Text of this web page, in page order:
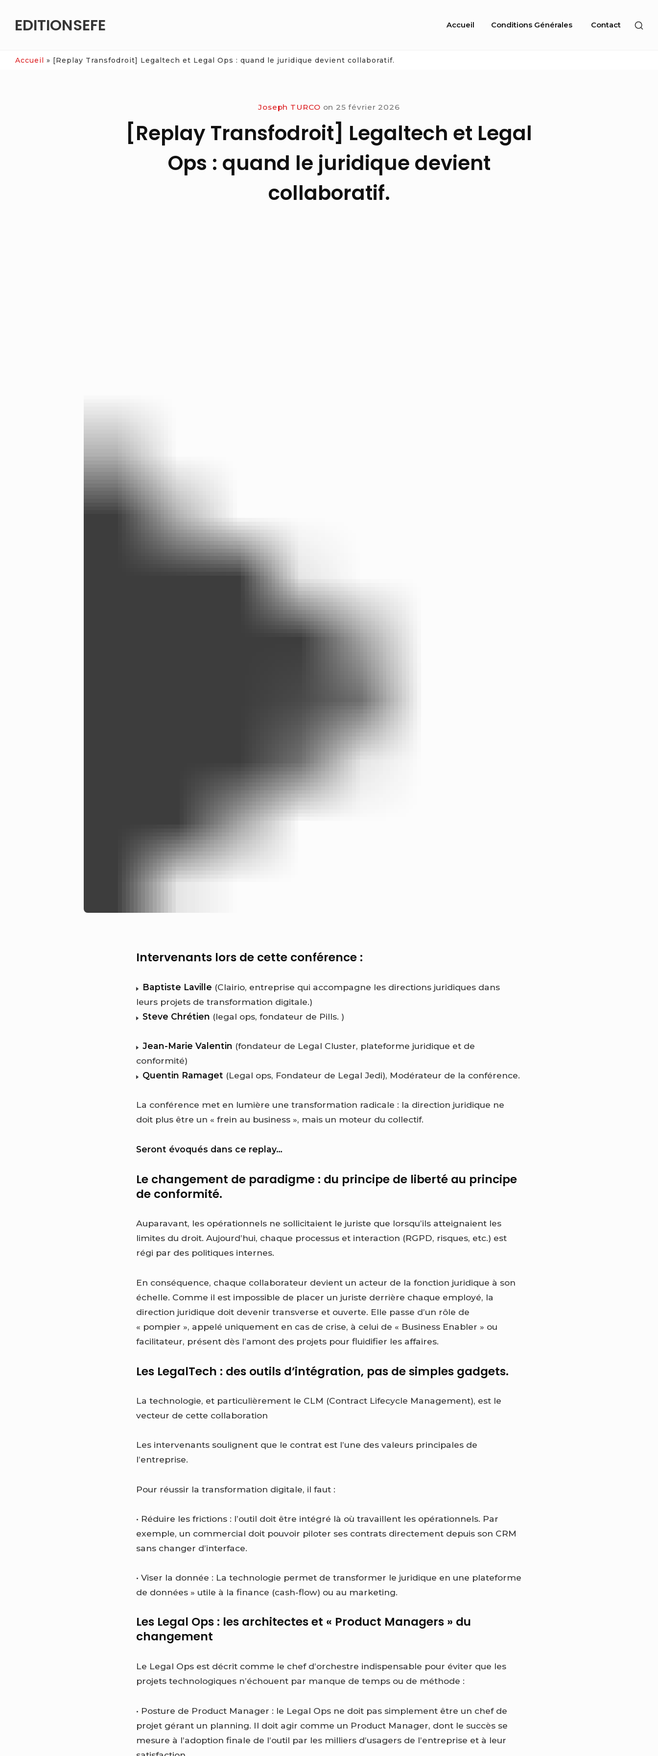
EDITIONSEFE
Site
Accueil Conditions Générales Contact
Accueil » [Replay Transfodroit] Legaltech et Legal Ops : quand le juridique devient collaboratif.
Joseph TURCO on 25 février 2026
[Replay Transfodroit] Legaltech et Legal
Ops : quand le juridique devient
collaboratif.
Intervenants lors de cette conférence :
Baptiste Laville (Clairio, entreprise qui accompagne les directions juridiques dans
leurs projets de transformation digitale.)
Steve Chrétien (legal ops, fondateur de Pills. )
Jean-Marie Valentin (fondateur de Legal Cluster, plateforme juridique et de
conformité)
Quentin Ramaget (Legal ops, Fondateur de Legal Jedi), Modérateur de la conférence.
La conférence met en lumière une transformation radicale : la direction juridique ne
doit plus être un « frein au business », mais un moteur du collectif.
Seront évoqués dans ce replay…
Le changement de paradigme : du principe de liberté au principe
de conformité.
Auparavant, les opérationnels ne sollicitaient le juriste que lorsqu’ils atteignaient les
limites du droit. Aujourd’hui, chaque processus et interaction (RGPD, risques, etc.) est
régi par des politiques internes.
En conséquence, chaque collaborateur devient un acteur de la fonction juridique à son
échelle. Comme il est impossible de placer un juriste derrière chaque employé, la
direction juridique doit devenir transverse et ouverte. Elle passe d’un rôle de
« pompier », appelé uniquement en cas de crise, à celui de « Business Enabler » ou
facilitateur, présent dès l’amont des projets pour fluidifier les affaires.
Les LegalTech : des outils d’intégration, pas de simples gadgets.
La technologie, et particulièrement le CLM (Contract Lifecycle Management), est le
vecteur de cette collaboration
Les intervenants soulignent que le contrat est l’une des valeurs principales de
l’entreprise.
Pour réussir la transformation digitale, il faut :
• Réduire les frictions : l’outil doit être intégré là où travaillent les opérationnels. Par
exemple, un commercial doit pouvoir piloter ses contrats directement depuis son CRM
sans changer d’interface.
• Viser la donnée : La technologie permet de transformer le juridique en une plateforme
de données » utile à la finance (cash-flow) ou au marketing.
Les Legal Ops : les architectes et « Product Managers » du
changement
Le Legal Ops est décrit comme le chef d’orchestre indispensable pour éviter que les
projets technologiques n’échouent par manque de temps ou de méthode :
• Posture de Product Manager : le Legal Ops ne doit pas simplement être un chef de
projet gérant un planning. Il doit agir comme un Product Manager, dont le succès se
mesure à l’adoption finale de l’outil par les milliers d’usagers de l’entreprise et à leur